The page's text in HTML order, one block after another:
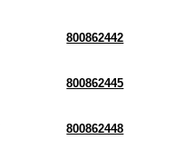
800862442
800862445
800862448